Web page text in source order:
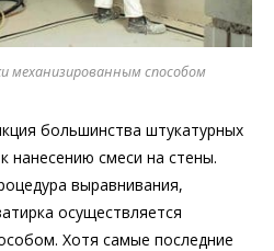
механизированным способом
большинства штукатурных
нанесению смеси на стены.
выравнивания,
осуществляется
Хотя самые последние